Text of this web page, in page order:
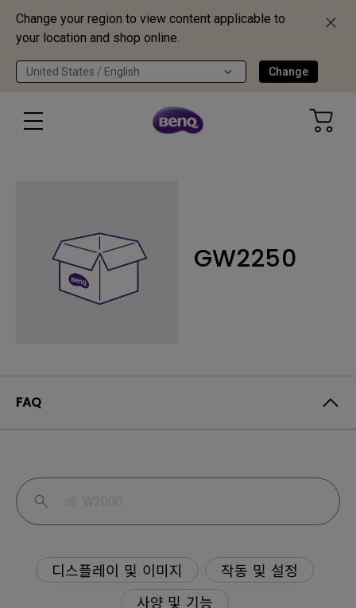
Change your region to view content applicable to
your location and shop online.
United States / English Change
GW2250
FAQ
디스플레이 및 이미지
작동 및 설정
사양 및 기능